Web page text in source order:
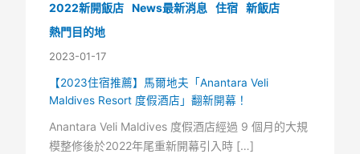
2022新開飯店 News最新消息 住宿 新飯店
熱門目的地
2023-01-17
【2023住宿推薦】馬爾地夫「Anantara Veli
Maldives Resort 度假酒店」翻新開幕！
Anantara Veli Maldives 度假酒店經過 9 個月的大規
模整修後於2022年尾重新開幕引入時 […]